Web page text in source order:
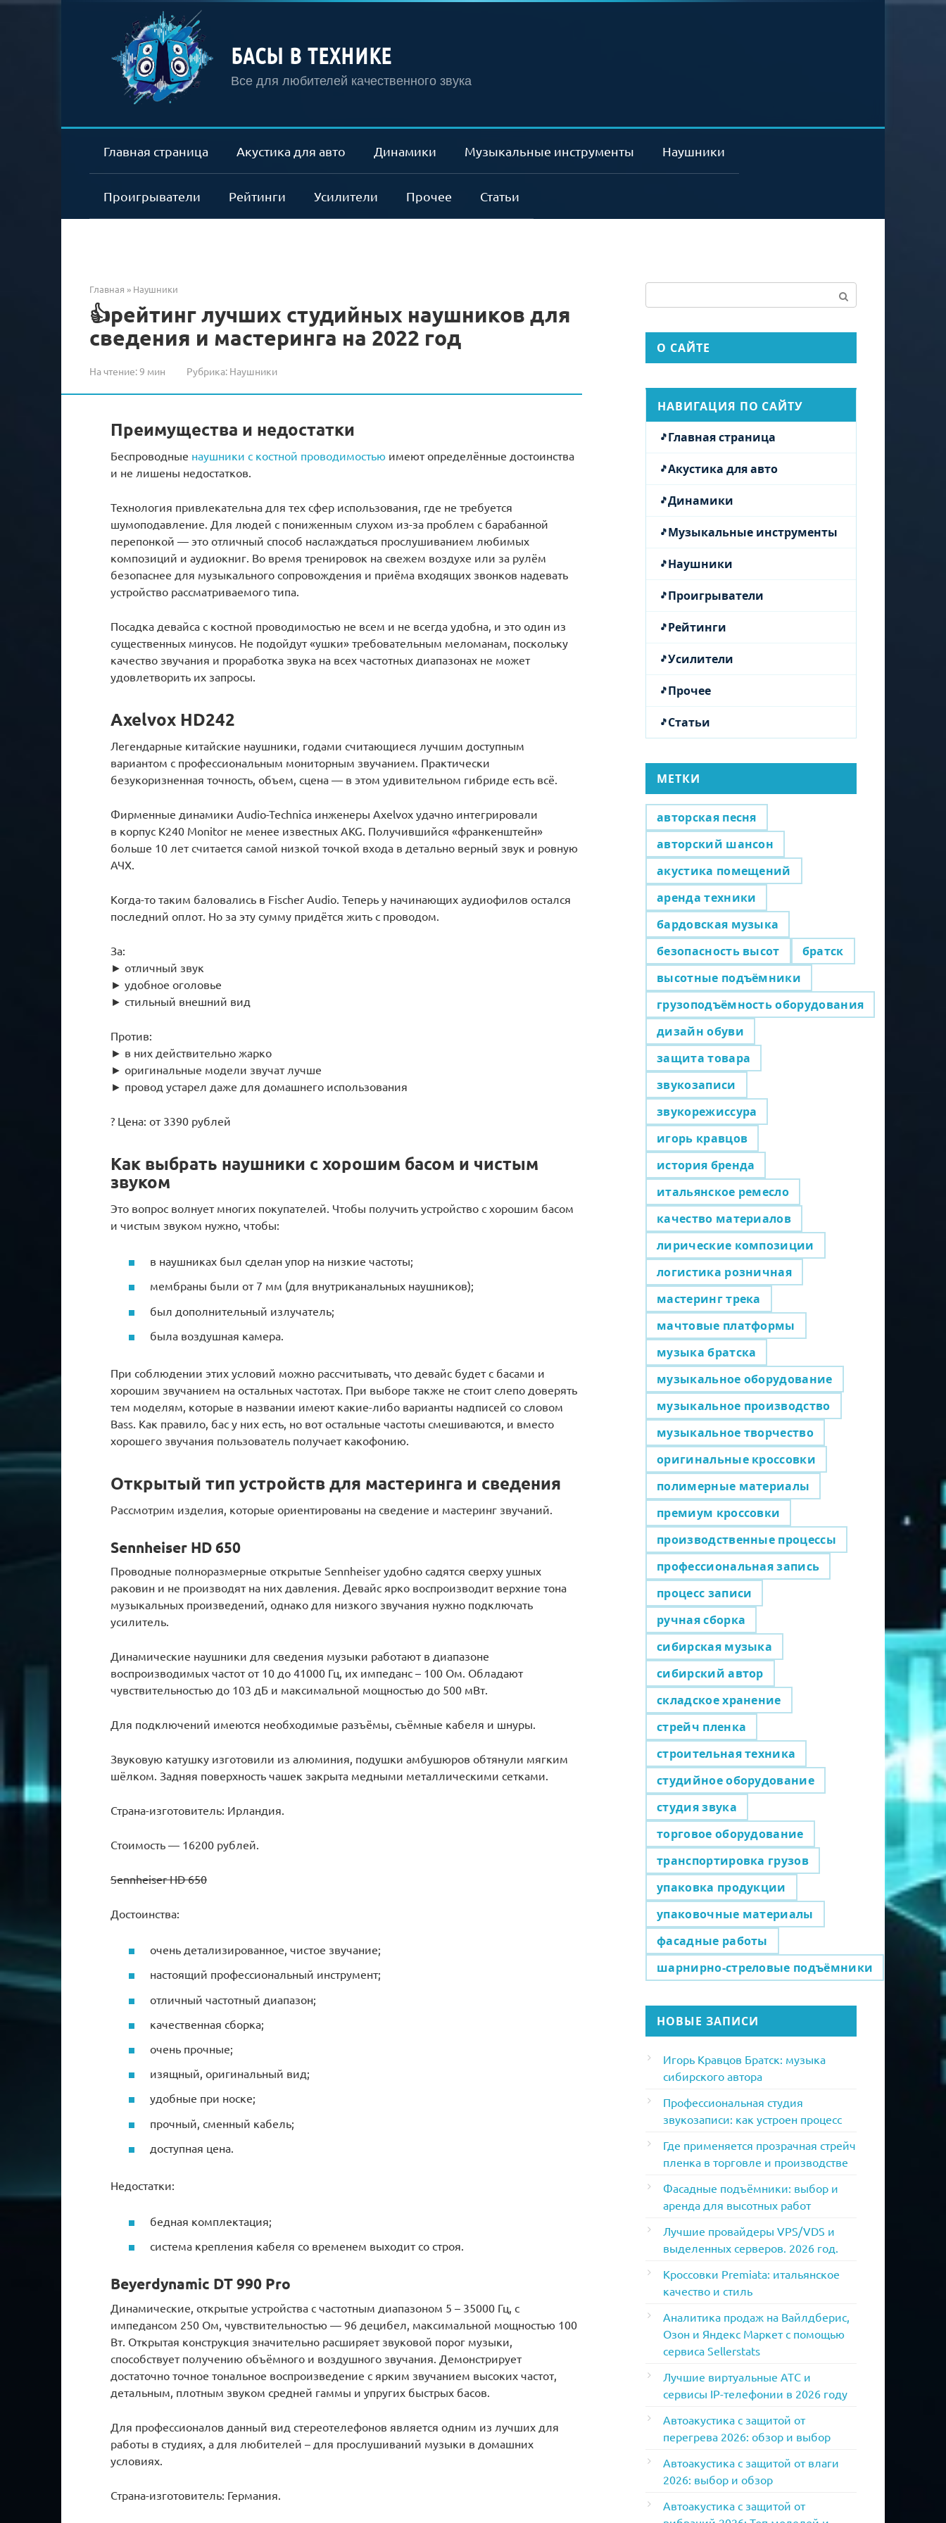
БАСЫ В ТЕХНИКЕ
Все для любителей качественного звука
Главная страница Акустика для авто Динамики Музыкальные инструменты Наушники
Проигрыватели Рейтинги Усилители Прочее Статьи
Главная » Наушники
👍рейтинг лучших студийных наушников для
сведения и мастеринга на 2022 год
На чтение: 9 мин Рубрика: Наушники
Преимущества и недостатки
Беспроводные наушники с костной проводимостью имеют определённые достоинства
и не лишены недостатков.
Технология привлекательна для тех сфер использования, где не требуется
шумоподавление. Для людей с пониженным слухом из-за проблем с барабанной
перепонкой — это отличный способ наслаждаться прослушиванием любимых
композиций и аудиокниг. Во время тренировок на свежем воздухе или за рулём
безопаснее для музыкального сопровождения и приёма входящих звонков надевать
устройство рассматриваемого типа.
Посадка девайса с костной проводимостью не всем и не всегда удобна, и это один из
существенных минусов. Не подойдут «ушки» требовательным меломанам, поскольку
качество звучания и проработка звука на всех частотных диапазонах не может
удовлетворить их запросы.
Axelvox HD242
Легендарные китайские наушники, годами считающиеся лучшим доступным
вариантом с профессиональным мониторным звучанием. Практически
безукоризненная точность, объем, сцена — в этом удивительном гибриде есть всё.
Фирменные динамики Audio-Technica инженеры Axelvox удачно интегрировали
в корпус K240 Monitor не менее известных AKG. Получившийся «франкенштейн»
больше 10 лет считается самой низкой точкой входа в детально верный звук и ровную
АЧХ.
Когда-то таким баловались в Fischer Audio. Теперь у начинающих аудиофилов остался
последний оплот. Но за эту сумму придётся жить с проводом.
За:
► отличный звук
► удобное оголовье
► стильный внешний вид
Против:
► в них действительно жарко
► оригинальные модели звучат лучше
► провод устарел даже для домашнего использования
? Цена: от 3390 рублей
Как выбрать наушники с хорошим басом и чистым
звуком
Это вопрос волнует многих покупателей. Чтобы получить устройство с хорошим басом
и чистым звуком нужно, чтобы:
в наушниках был сделан упор на низкие частоты;
мембраны были от 7 мм (для внутриканальных наушников);
был дополнительный излучатель;
была воздушная камера.
При соблюдении этих условий можно рассчитывать, что девайс будет с басами и
хорошим звучанием на остальных частотах. При выборе также не стоит слепо доверять
тем моделям, которые в названии имеют какие-либо варианты надписей со словом
Bass. Как правило, бас у них есть, но вот остальные частоты смешиваются, и вместо
хорошего звучания пользователь получает какофонию.
Открытый тип устройств для мастеринга и сведения
Рассмотрим изделия, которые ориентированы на сведение и мастеринг звучаний.
Sennheiser HD 650
Проводные полноразмерные открытые Sennheiser удобно садятся сверху ушных
раковин и не производят на них давления. Девайс ярко воспроизводит верхние тона
музыкальных произведений, однако для низкого звучания нужно подключать
усилитель.
Динамические наушники для сведения музыки работают в диапазоне
воспроизводимых частот от 10 до 41000 Гц, их импеданс – 100 Ом. Обладают
чувствительностью до 103 дБ и максимальной мощностью до 500 мВт.
Для подключений имеются необходимые разъёмы, съёмные кабеля и шнуры.
Звуковую катушку изготовили из алюминия, подушки амбушюров обтянули мягким
шёлком. Задняя поверхность чашек закрыта медными металлическими сетками.
Страна-изготовитель: Ирландия.
Стоимость — 16200 рублей.
Sennheiser HD 650
Достоинства:
очень детализированное, чистое звучание;
настоящий профессиональный инструмент;
отличный частотный диапазон;
качественная сборка;
очень прочные;
изящный, оригинальный вид;
удобные при носке;
прочный, сменный кабель;
доступная цена.
Недостатки:
бедная комплектация;
система крепления кабеля со временем выходит со строя.
Beyerdynamic DT 990 Pro
Динамические, открытые устройства с частотным диапазоном 5 – 35000 Гц, с
импедансом 250 Ом, чувствительностью — 96 децибел, максимальной мощностью 100
Вт. Открытая конструкция значительно расширяет звуковой порог музыки,
способствует получению объёмного и воздушного звучания. Демонстрирует
достаточно точное тональное воспроизведение с ярким звучанием высоких частот,
детальным, плотным звуком средней гаммы и упругих быстрых басов.
Для профессионалов данный вид стереотелефонов является одним из лучших для
работы в студиях, а для любителей – для прослушиваний музыки в домашних
условиях.
Страна-изготовитель: Германия.
О САЙТЕ
НАВИГАЦИЯ ПО САЙТУ
Главная страница
Акустика для авто
Динамики
Музыкальные инструменты
Наушники
Проигрыватели
Рейтинги
Усилители
Прочее
Статьи
МЕТКИ
авторская песня
авторский шансон
акустика помещений
аренда техники
бардовская музыка
безопасность высот
братск
высотные подъёмники
грузоподъёмность оборудования
дизайн обуви
защита товара
звукозаписи
звукорежиссура
игорь кравцов
история бренда
итальянское ремесло
качество материалов
лирические композиции
логистика розничная
мастеринг трека
мачтовые платформы
музыка братска
музыкальное оборудование
музыкальное производство
музыкальное творчество
оригинальные кроссовки
полимерные материалы
премиум кроссовки
производственные процессы
профессиональная запись
процесс записи
ручная сборка
сибирская музыка
сибирский автор
складское хранение
стрейч пленка
строительная техника
студийное оборудование
студия звука
торговое оборудование
транспортировка грузов
упаковка продукции
упаковочные материалы
фасадные работы
шарнирно-стреловые подъёмники
НОВЫЕ ЗАПИСИ
Игорь Кравцов Братск: музыка
сибирского автора
Профессиональная студия
звукозаписи: как устроен процесс
Где применяется прозрачная стрейч
пленка в торговле и производстве
Фасадные подъёмники: выбор и
аренда для высотных работ
Лучшие провайдеры VPS/VDS и
выделенных серверов. 2026 год.
Кроссовки Premiata: итальянское
качество и стиль
Аналитика продаж на Вайлдберис,
Озон и Яндекс Маркет с помощью
сервиса Sellerstats
Лучшие виртуальные АТС и
сервисы IP-телефонии в 2026 году
Автоакустика с защитой от
перегрева 2026: обзор и выбор
Автоакустика с защитой от влаги
2026: выбор и обзор
Автоакустика с защитой от